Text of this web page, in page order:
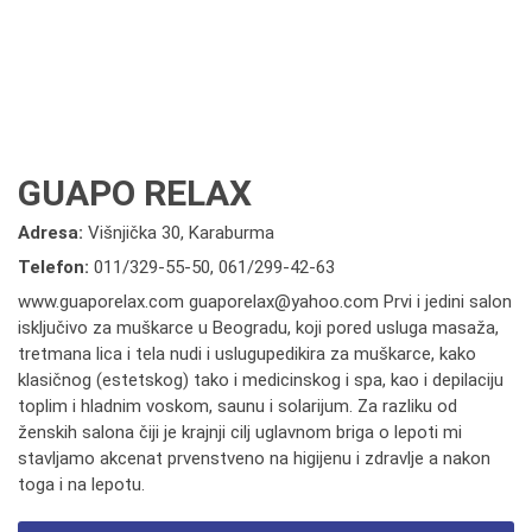
GUAPO RELAX
Adresa: Višnjička 30, Karaburma
Telefon: 011/329-55-50, 061/299-42-63
www.guaporelax.com guaporelax@yahoo.com Prvi i jedini salon
isključivo za muškarce u Beogradu, koji pored usluga masaža,
tretmana lica i tela nudi i uslugupedikira za muškarce, kako
klasičnog (estetskog) tako i medicinskog i spa, kao i depilaciju
toplim i hladnim voskom, saunu i solarijum. Za razliku od
ženskih salona čiji je krajnji cilj uglavnom briga o lepoti mi
stavljamo akcenat prvenstveno na higijenu i zdravlje a nakon
toga i na lepotu.